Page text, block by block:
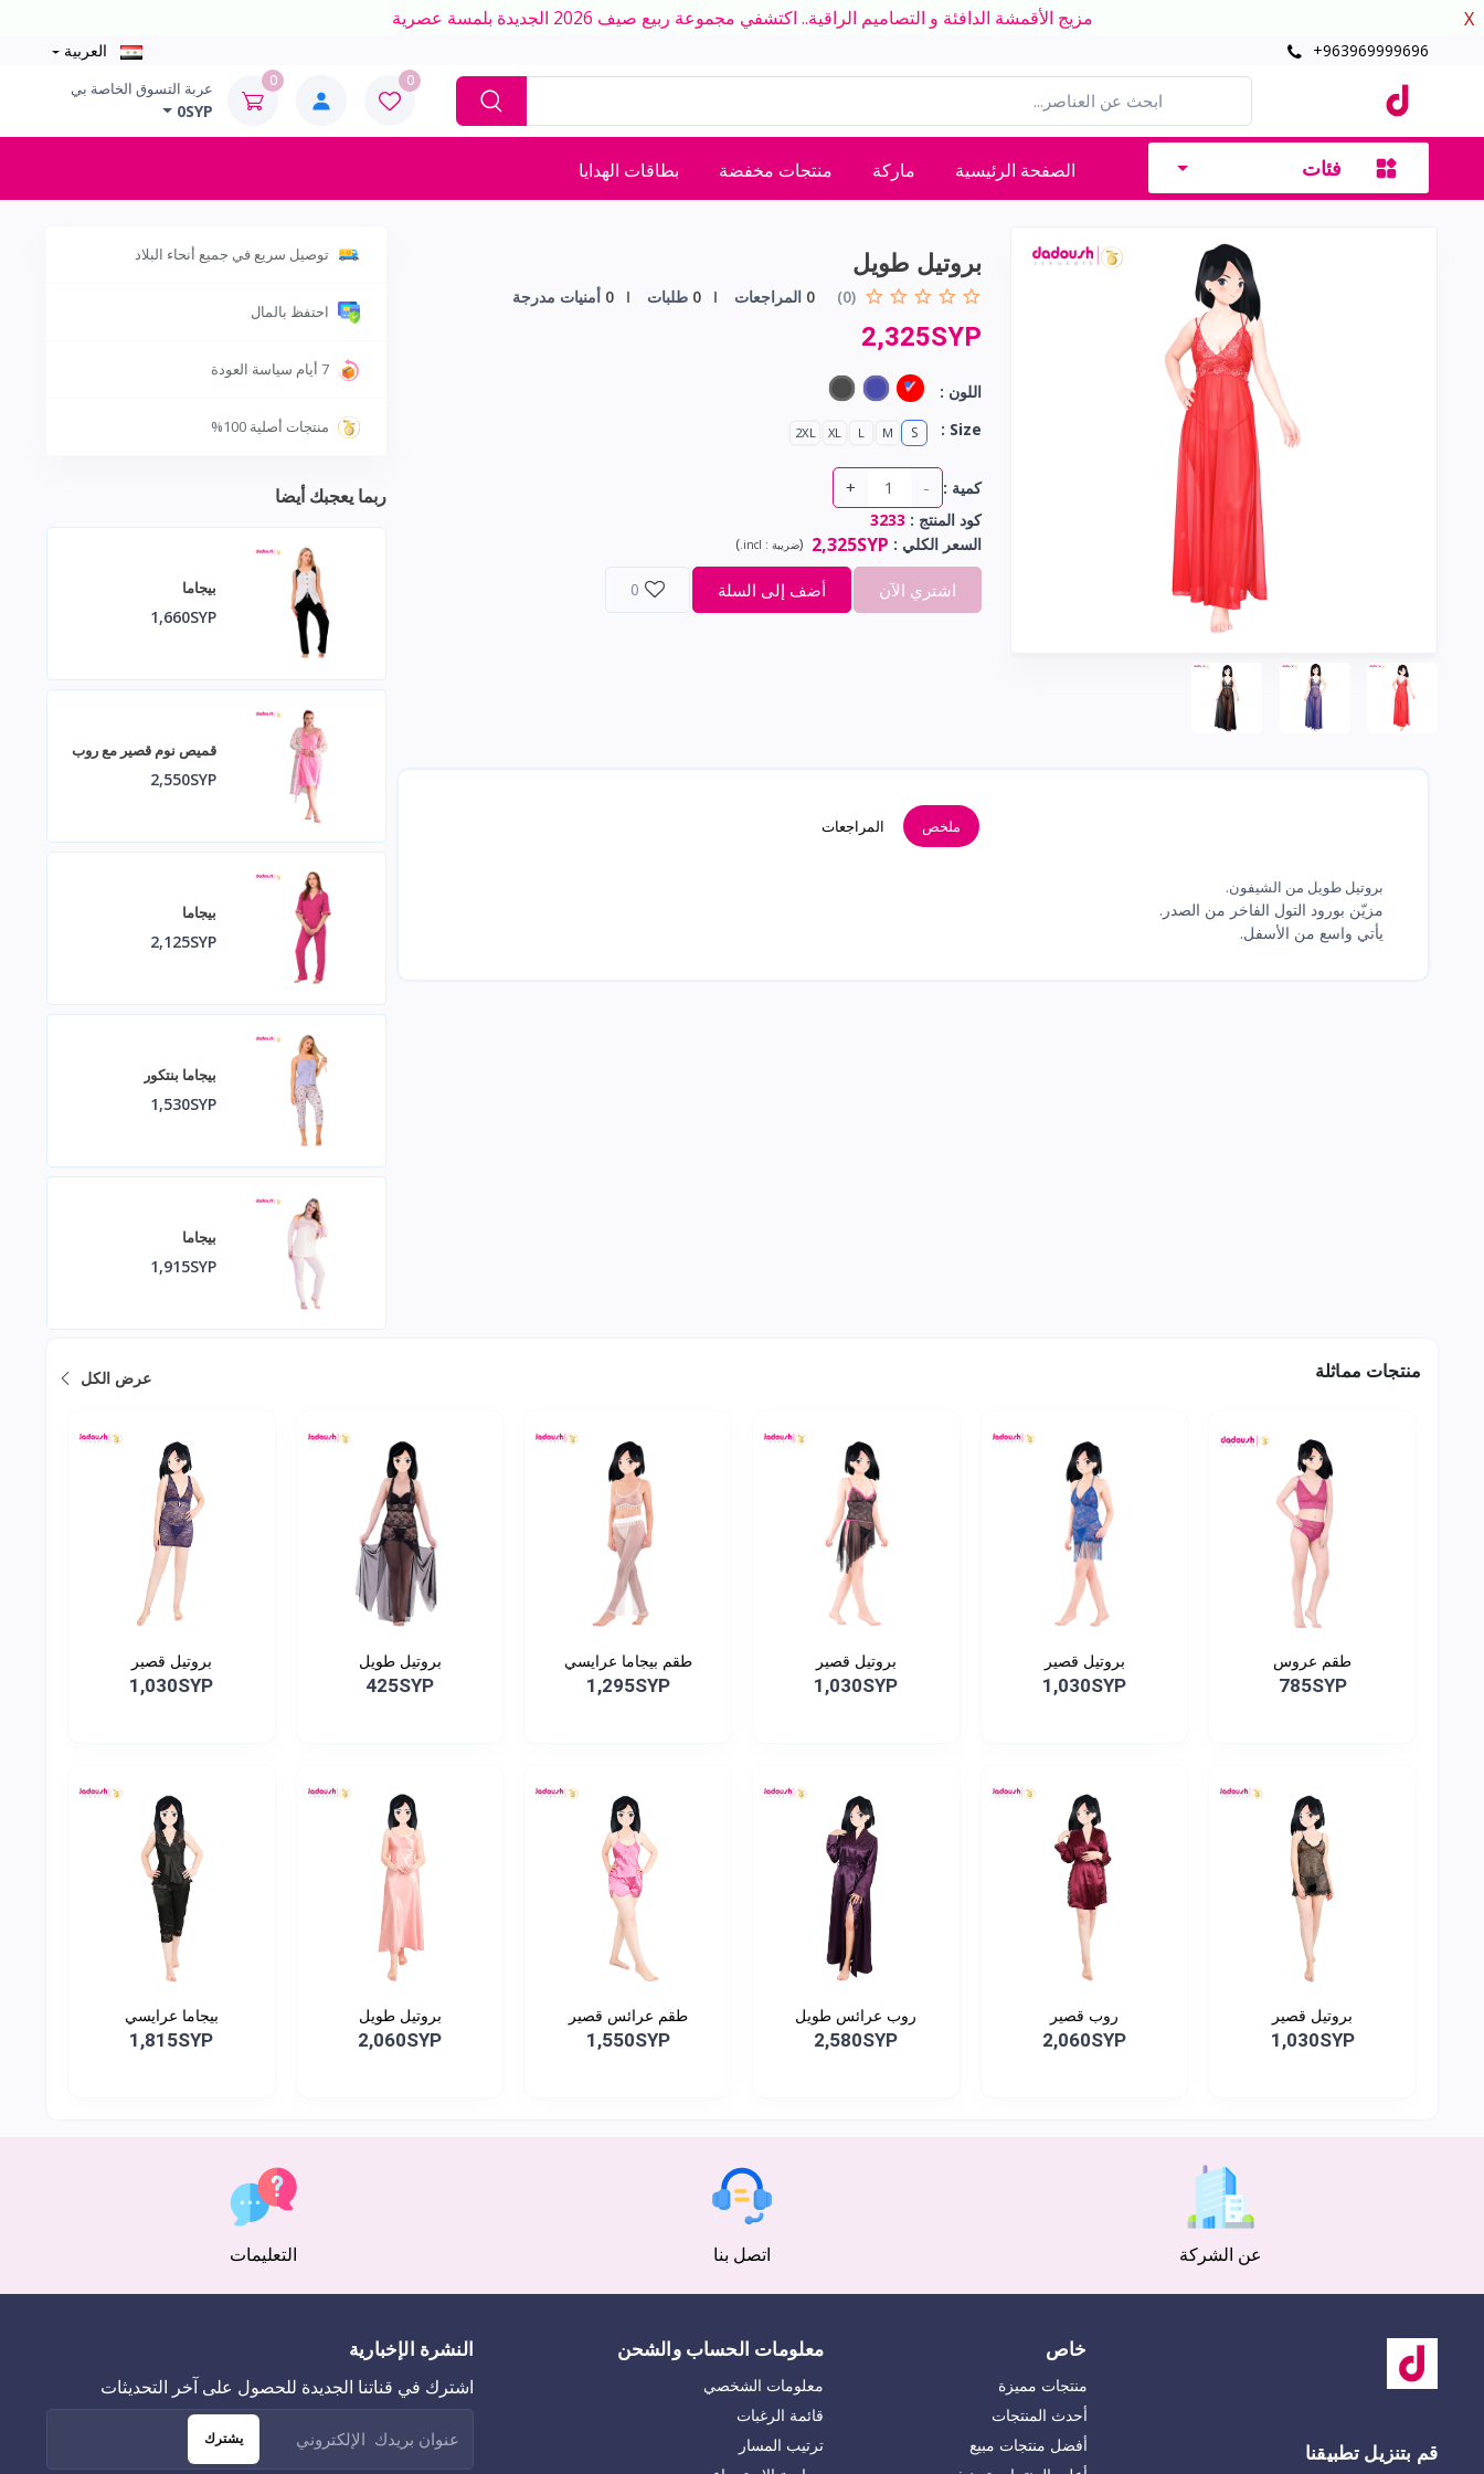
مزيج الأقمشة الدافئة و التصاميم الراقية.. اكتشفي مجموعة ربيع صيف 2026 الجديدة بلمسة عصرية X
+963969999696 العربية
0
0 عربة التسوق الخاصة بي
0SYP
فئات الصفحة الرئيسية ماركة منتجات مخفضة بطاقات الهدايا
بروتيل طويل
(0)
0 المراجعات 0 طلبات 0 أمنيات مدرجة
2,325SYP
اللون :
Size :
S
M
L
XL
2XL
كمية : -
+
كود المنتج : 3233
السعر الكلي :
2,325SYP
(ضريبة : incl.
)
اشتري الآن أضف إلى السلة 0
ملخص المراجعات
بروتيل طويل من الشيفون.
مزيّن بورود التول الفاخر من الصدر.
يأتي واسع من الأسفل.
توصيل سريع في جميع أنحاء البلاد
احتفظ بالمال
7 أيام سياسة العودة
منتجات أصلية 100%
ربما يعجبك أيضا
بيجاما
1,660SYP
قميص نوم قصير مع روب
2,550SYP
بيجاما
2,125SYP
بيجاما بنتكور
1,530SYP
بيجاما
1,915SYP
منتجات مماثلة عرض الكل
طقم عروس
785SYP
بروتيل قصير
1,030SYP
بروتيل قصير
1,030SYP
طقم بيجاما عرايسي
1,295SYP
بروتيل طويل
425SYP
بروتيل قصير
1,030SYP
بروتيل قصير
1,030SYP
روب قصير
2,060SYP
روب عرائس طويل
2,580SYP
طقم عرائس قصير
1,550SYP
بروتيل طويل
2,060SYP
بيجاما عرايسي
1,815SYP
عن الشركة اتصل بنا التعليمات
قم بتنزيل تطبيقنا
خاص
منتجات مميزة
أحدث المنتجات
أفضل منتجات مبيع
معلومات الحساب والشحن
معلومات الشخصي
قائمة الرغبات
ترتيب المسار
النشرة الإخبارية
اشترك في قناتنا الجديدة للحصول على آخر التحديثات
يشترك